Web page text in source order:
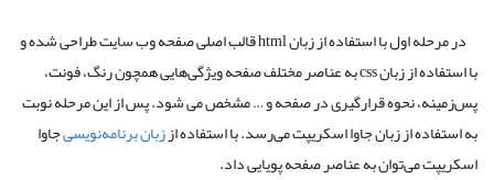
در مرحله اول‌ با استفاده از زبانhtmlقالب اصلی صفحه وب سایت طراحی شده و
با استفاده از زبانcssبه عناصر مختلف صفحه ویژگی‌هایی همچون رنگ، فونت،
پس‌زمینه، نحوه قرارگیری در صفحه و … مشخص می شود. پس از این مرحله نوبت
به استفاده از زبان جاوا اسکریپت میرسد. با استفاده اززبان برنامه‌نویسیجاوا
اسکریپت می‌توان به عناصر صفحه پویایی داد.